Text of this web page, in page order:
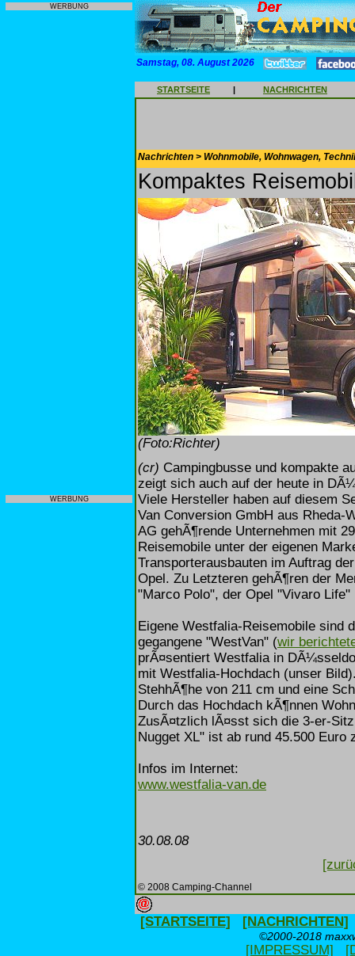
WERBUNG
WERBUNG
Samstag, 08. August 2026
STARTSEITE | NACHRICHTEN
Nachrichten > Wohnmobile, Wohnwagen,
Kompaktes
(Foto:Richter)
(cr) Campingbusse und kompakte
zeigt sich auch auf der heute in
Viele Hersteller haben auf diesem
Van Conversion GmbH aus
AG gehÃ¶rende Unternehmen mit
Reisemobile unter der eigenen
Transporterausbauten im Auftrag
Opel. Zu Letzteren gehÃ¶ren der
"Marco Polo", der Opel "Vivaro
Eigene Westfalia-Reisemobile sind
gegangene "WestVan" (wir
prÃ¤sentiert Westfalia in
mit Westfalia-Hochdach (unser
StehhÃ¶he von 211 cm und eine
Durch das Hochdach kÃ¶nnen
ZusÃ¤tzlich lÃ¤sst sich die 3-er-
Nugget XL" ist ab rund 45.500 Euro
Infos im Internet:
www.westfalia-van.de
30.08.08
© 2008 Camping-Channel
[STARTSEITE] [NACHRICHTEN]
©2000-2018
[IMPRESSUM]